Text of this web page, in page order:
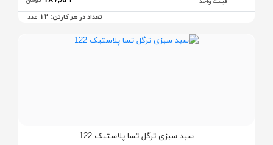
تعداد در هر کارتن: 12 عدد
سبد سبزی ترگل تسا پلاستیک 122